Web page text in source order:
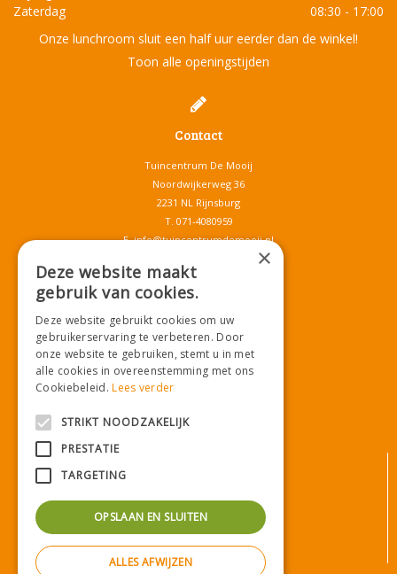
Zaterdag
08:30 - 17:00
Onze lunchroom sluit een half uur eerder dan de winkel!
Toon alle openingstijden
Contact
Tuincentrum De Mooij
Noordwijkerweg 36
2231 NL Rijnsburg
T. 071-4080959
E.info@tuincentrumdemooij.nl
Download onze App!
Betaalinformatie
Privacy policy
×
Deze website maakt
gebruik van cookies.
Deze website gebruikt cookies om uw
gebruikerservaring te verbeteren. Door
onze website te gebruiken, stemt u in met
alle cookies in overeenstemming met ons
Cookiebeleid.Lees verder
STRIKT NOODZAKELIJK
PRESTATIE
TARGETING
OPSLAAN EN SLUITEN
ALLES AFWIJZEN